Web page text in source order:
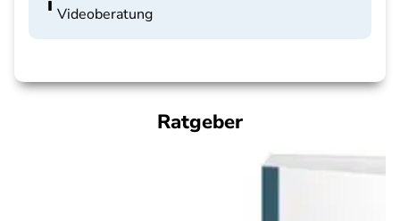
Videoberatung
Ratgeber